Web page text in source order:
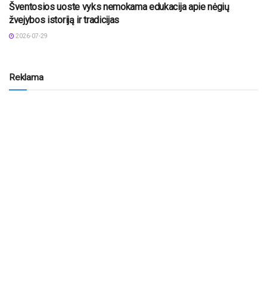
Šventosios uoste vyks nemokama edukacija apie nėgių
žvejybos istoriją ir tradicijas
2026-07-29
Reklama